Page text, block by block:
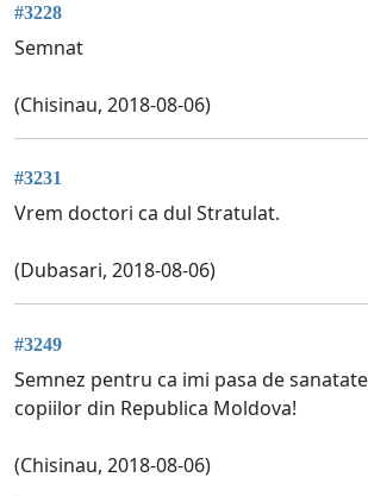
#3228
Semnat
(Chisinau, 2018-08-06)
#3231
Vrem doctori ca dul Stratulat.
(Dubasari, 2018-08-06)
#3249
Semnez pentru ca imi pasa de
copiilor din Republica Moldova!
(Chisinau, 2018-08-06)